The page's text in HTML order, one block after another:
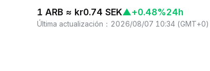
1 ARB ≈ kr0.74 SEK▲+0.48%24h
Última actualización ： 2026/08/07 10:34 (GMT+0)